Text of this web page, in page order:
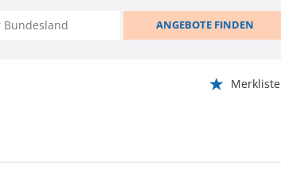
ANGEBOTE FINDEN
Merkliste